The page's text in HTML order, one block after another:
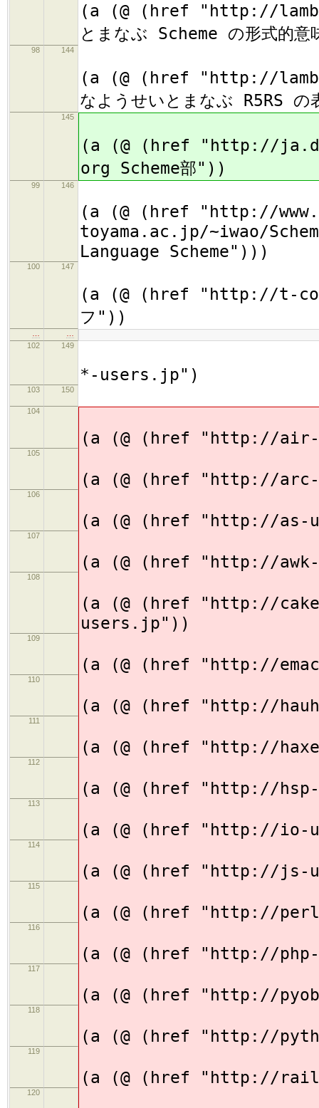
(a (@ (href "http://
とまなぶ Scheme の形式的
98 144
(a (@ (href "http://
なようせいとまなぶ R5RS
145
(a (@ (href "http://
org Scheme部"))
99 146
(a (@ (href "http://
toyama.ac.jp/~iwao/
Language Scheme")))
100 147
(a (@ (href "http://t-
フ"))
…
…
102
149
*-users.jp")
103 150
104
(a (@ (href "http://
105
(a (@ (href "http://
106
(a (@ (href "http://
107
(a (@ (href "http://
108
(a (@ (href "http://
users.jp"))
109
(a (@ (href "http://
110
(a (@ (href "http://
111
(a (@ (href "http://
112
(a (@ (href "http://
113
(a (@ (href "http://
114
(a (@ (href "http://
115
(a (@ (href "http://
116
(a (@ (href "http://
117
(a (@ (href "http://
118
(a (@ (href "http://
119
(a (@ (href "http://
120